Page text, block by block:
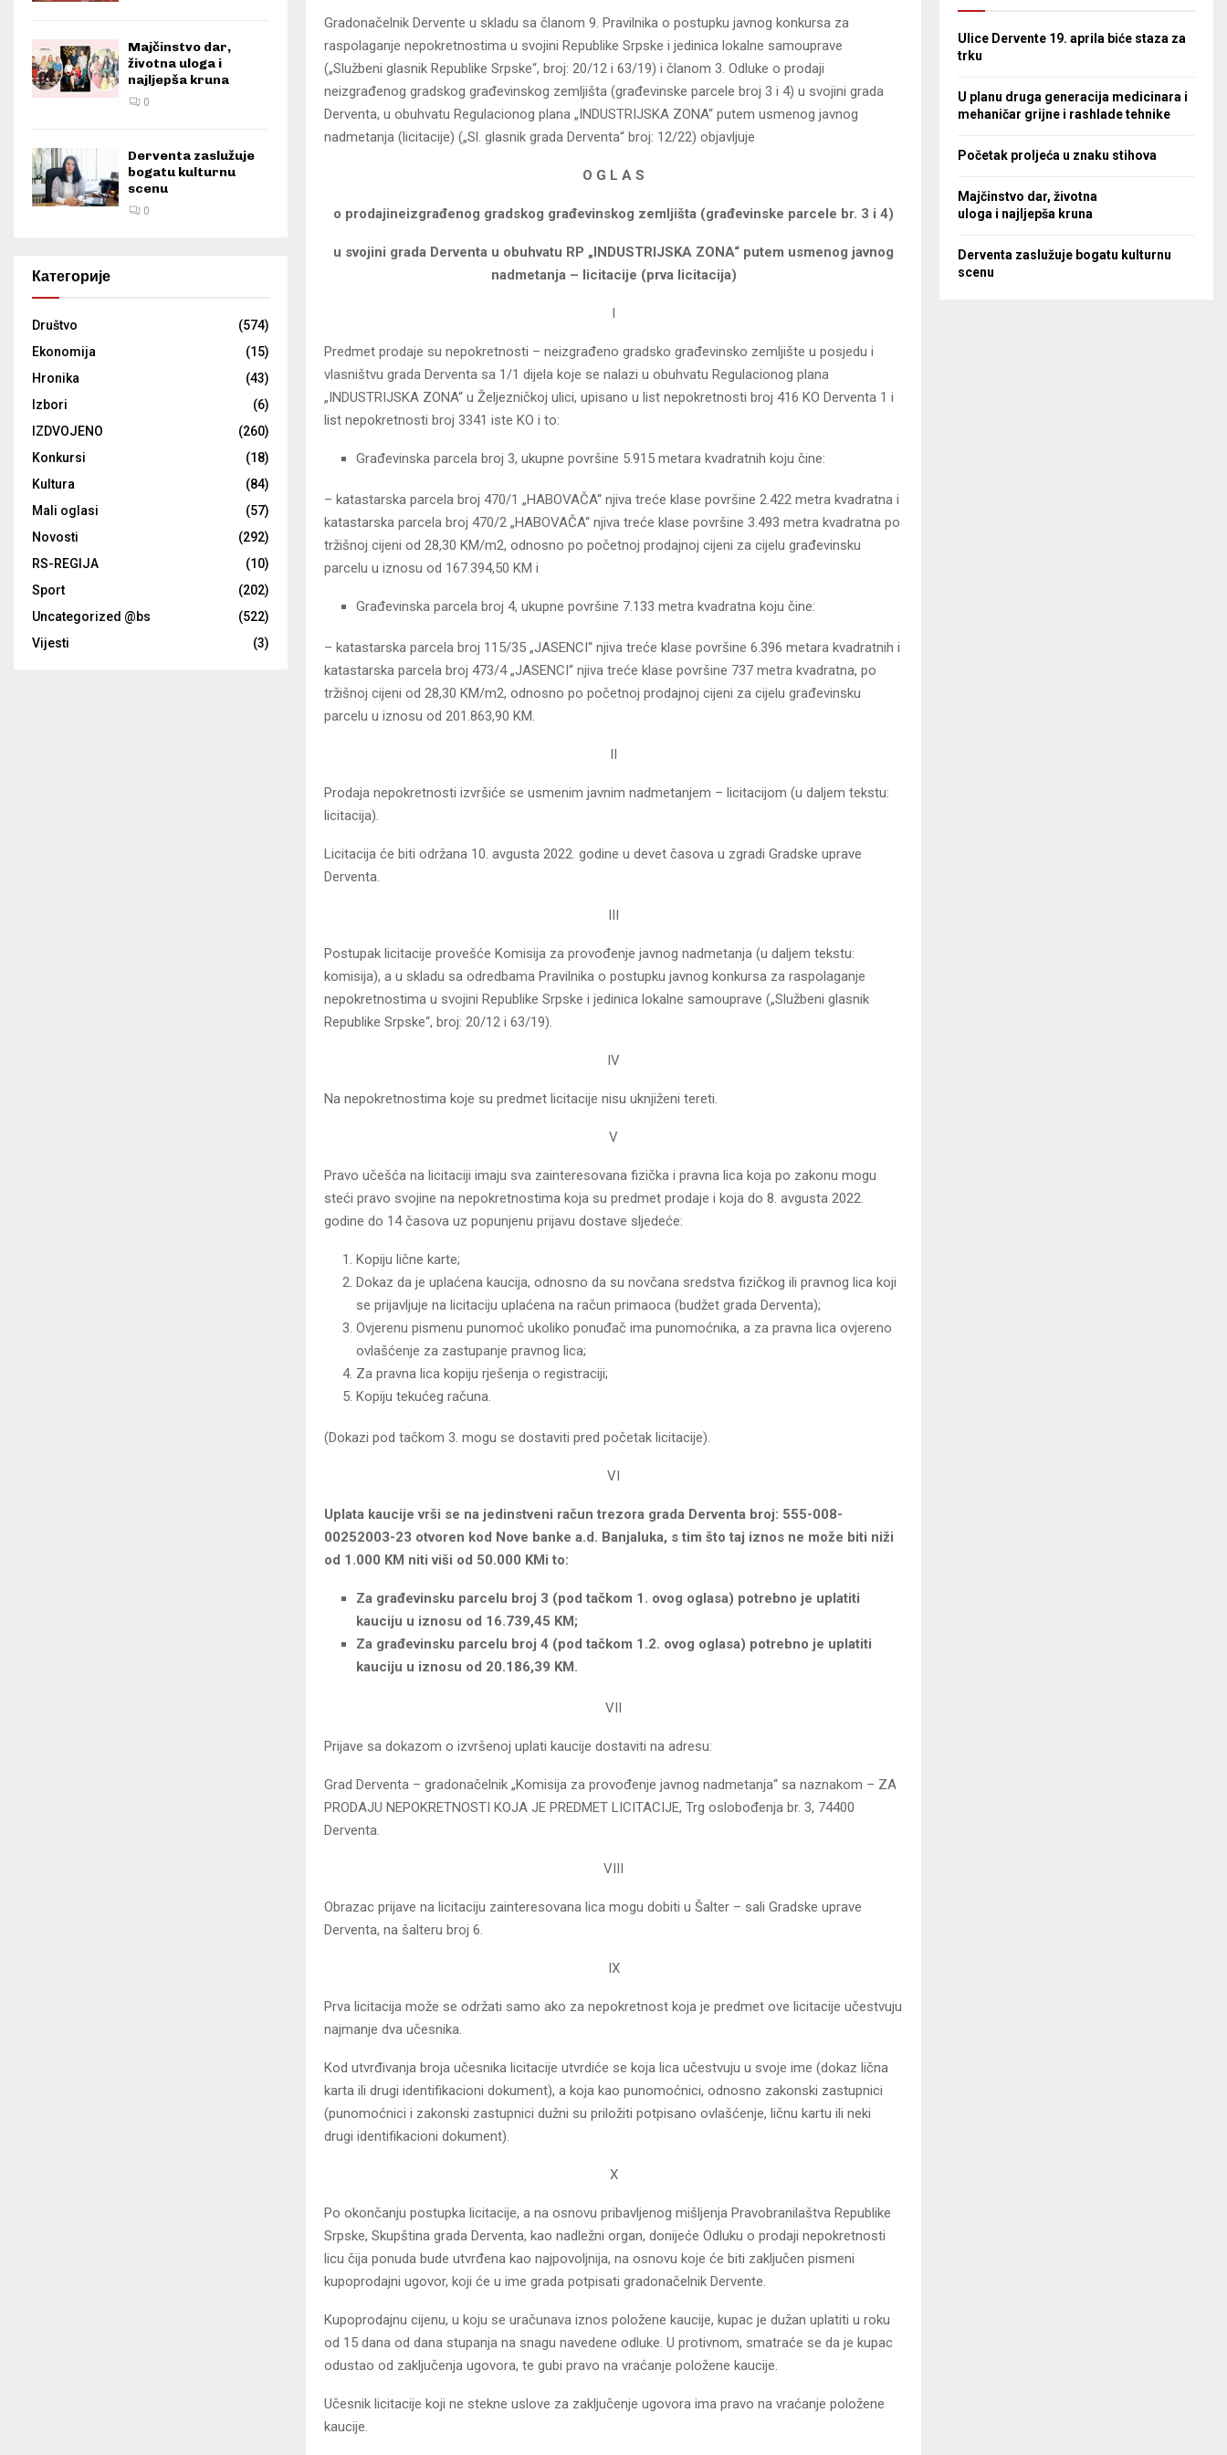
Gradonačelnik Dervente u skladu sa članom 9. Pravilnika o postupku javnog konkursa za
raspolaganje nepokretnostima u svojini Republike Srpske i jedinica lokalne samouprave
(„Službeni glasnik Republike Srpske“, broj: 20/12 i 63/19) i članom 3. Odluke o prodaji
neizgrađenog gradskog građevinskog zemljišta (građevinske parcele broj 3 i 4) u svojini grada
Derventa, u obuhvatu Regulacionog plana „INDUSTRIJSKA ZONA“ putem usmenog javnog
nadmetanja (licitacije) („Sl. glasnik grada Derventa“ broj: 12/22) objavljuje
O G L A S
o prodajineizgrađenog gradskog građevinskog zemljišta (građevinske parcele br. 3 i 4)
u svojini grada Derventa u obuhvatu RP „INDUSTRIJSKA ZONA“ putem usmenog javnog
nadmetanja – licitacije (prva licitacija)
I
Predmet prodaje su nepokretnosti – neizgrađeno gradsko građevinsko zemljište u posjedu i
vlasništvu grada Derventa sa 1/1 dijela koje se nalazi u obuhvatu Regulacionog plana
„INDUSTRIJSKA ZONA“ u Željezničkoj ulici, upisano u list nepokretnosti broj 416 KO Derventa 1 i
list nepokretnosti broj 3341 iste KO i to:
Građevinska parcela broj 3, ukupne površine 5.915 metara kvadratnih koju čine:
– katastarska parcela broj 470/1 „HABOVAČA“ njiva treće klase površine 2.422 metra kvadratna i
katastarska parcela broj 470/2 „HABOVAČA“ njiva treće klase površine 3.493 metra kvadratna po
tržišnoj cijeni od 28,30 KM/m2, odnosno po početnoj prodajnoj cijeni za cijelu građevinsku
parcelu u iznosu od 167.394,50 KM i
Građevinska parcela broj 4, ukupne površine 7.133 metra kvadratna koju čine:
– katastarska parcela broj 115/35 „JASENCI“ njiva treće klase površine 6.396 metara kvadratnih i
katastarska parcela broj 473/4 „JASENCI“ njiva treće klase površine 737 metra kvadratna, po
tržišnoj cijeni od 28,30 KM/m2, odnosno po početnoj prodajnoj cijeni za cijelu građevinsku
parcelu u iznosu od 201.863,90 KM.
II
Prodaja nepokretnosti izvršiće se usmenim javnim nadmetanjem – licitacijom (u daljem tekstu:
licitacija).
Licitacija će biti održana 10. avgusta 2022. godine u devet časova u zgradi Gradske uprave
Derventa.
III
Postupak licitacije provešće Komisija za provođenje javnog nadmetanja (u daljem tekstu:
komisija), a u skladu sa odredbama Pravilnika o postupku javnog konkursa za raspolaganje
nepokretnostima u svojini Republike Srpske i jedinica lokalne samouprave („Službeni glasnik
Republike Srpske“, broj: 20/12 i 63/19).
IV
Na nepokretnostima koje su predmet licitacije nisu uknjiženi tereti.
V
Pravo učešća na licitaciji imaju sva zainteresovana fizička i pravna lica koja po zakonu mogu
steći pravo svojine na nepokretnostima koja su predmet prodaje i koja do 8. avgusta 2022.
godine do 14 časova uz popunjenu prijavu dostave sljedeće:
Kopiju lične karte;
Dokaz da je uplaćena kaucija, odnosno da su novčana sredstva fizičkog ili pravnog lica koji
se prijavljuje na licitaciju uplaćena na račun primaoca (budžet grada Derventa);
Ovjerenu pismenu punomoć ukoliko ponuđač ima punomoćnika, a za pravna lica ovjereno
ovlašćenje za zastupanje pravnog lica;
Za pravna lica kopiju rješenja o registraciji;
Kopiju tekućeg računa.
(Dokazi pod tačkom 3. mogu se dostaviti pred početak licitacije).
VI
Uplata kaucije vrši se na jedinstveni račun trezora grada Derventa broj: 555-008-
00252003-23 otvoren kod Nove banke a.d. Banjaluka, s tim što taj iznos ne može biti niži
od 1.000 KM niti viši od 50.000 KMi to:
Za građevinsku parcelu broj 3 (pod tačkom 1. ovog оglasa) potrebno je uplatiti
kauciju u iznosu od 16.739,45 KM;
Za građevinsku parcelu broj 4 (pod tačkom 1.2. ovog oglasa) potrebno je uplatiti
kauciju u iznosu od 20.186,39 KM.
VII
Prijave sa dokazom o izvršenoj uplati kaucije dostaviti na adresu:
Grad Derventa – gradonačelnik „Komisija za provođenje javnog nadmetanja“ sa naznakom – ZA
PRODAJU NEPOKRETNOSTI KOJA JE PREDMET LICITACIJE, Trg oslobođenja br. 3, 74400
Derventa.
VIII
Obrazac prijave na licitaciju zainteresovana lica mogu dobiti u Šalter – sali Gradske uprave
Derventa, na šalteru broj 6.
IX
Prva licitacija može se održati samo ako za nepokretnost koja je predmet ove licitacije učestvuju
najmanje dva učesnika.
Kod utvrđivanja broja učesnika licitacije utvrdiće se koja lica učestvuju u svoje ime (dokaz lična
karta ili drugi identifikacioni dokument), a koja kao punomoćnici, odnosno zakonski zastupnici
(punomoćnici i zakonski zastupnici dužni su priložiti potpisano ovlašćenje, ličnu kartu ili neki
drugi identifikacioni dokument).
X
Po okončanju postupka licitacije, a na osnovu pribavljenog mišljenja Pravobranilaštva Republike
Srpske, Skupština grada Derventa, kao nadležni organ, donijeće Odluku o prodaji nepokretnosti
licu čija ponuda bude utvrđena kao najpovoljnija, na osnovu koje će biti zaključen pismeni
kupoprodajni ugovor, koji će u ime grada potpisati gradonačelnik Dervente.
Kupoprodajnu cijenu, u koju se uračunava iznos položene kaucije, kupac je dužan uplatiti u roku
od 15 dana od dana stupanja na snagu navedene odluke. U protivnom, smatraće se da je kupac
odustao od zaključenja ugovora, te gubi pravo na vraćanje položene kaucije.
Učesnik licitacije koji ne stekne uslove za zaključenje ugovora ima pravo na vraćanje položene
kaucije.
Majčinstvo dar,
životna uloga i
najljepša kruna
0
Derventa zaslužuje
bogatu kulturnu
scenu
0
Категорије
Društvo
(574)
Ekonomija
(15)
Hronika
(43)
Izbori
(6)
IZDVOJENO
(260)
Konkursi
(18)
Kultura
(84)
Mali oglasi
(57)
Novosti
(292)
RS-REGIJA
(10)
Sport
(202)
Uncategorized @bs
(522)
Vijesti
(3)
Ulice Dervente 19. aprila biće staza za
trku
U planu druga generacija medicinara i
mehaničar grijne i rashlade tehnike
Početak proljeća u znaku stihova
Majčinstvo dar, životna
uloga i najljepša kruna
Derventa zaslužuje bogatu kulturnu
scenu